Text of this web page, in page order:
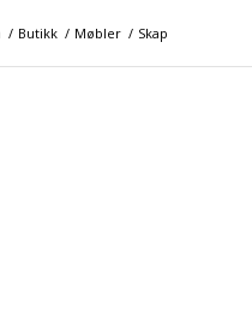
/ Butikk / Møbler / Skap